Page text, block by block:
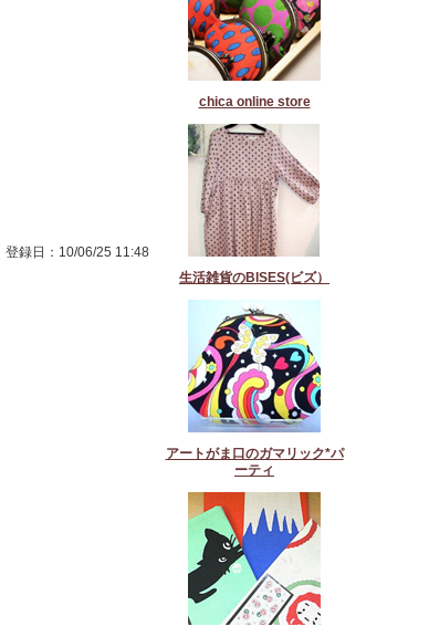
登録日：10/06/25 11:48
chica online store
生活雑貨のBISES(ビズ）
アートがま口のガマリック*パ
ーティ